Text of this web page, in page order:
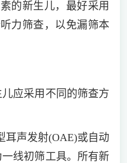
的新生儿，最好采用
力筛查，以免漏筛本
应采用不同的筛查方
声发射(OAE)或自动
线初筛工具。所有新